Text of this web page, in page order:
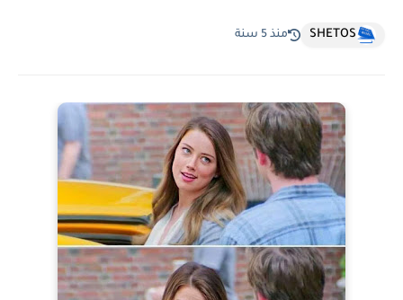
SHETOS منذ 5 سنة